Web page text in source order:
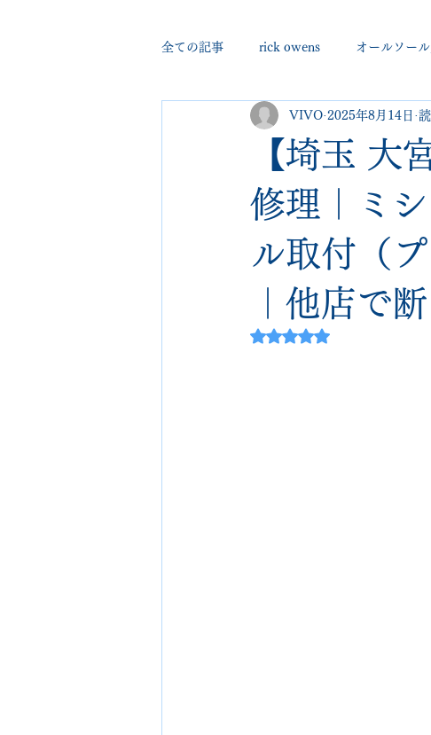
全ての記事 rick owens オールソー
george cleverley Christian louboutin
new balance jimmy choo ク
edward green
crockett&jones
【埼玉 大
修理｜ミ
ル取付（
｜他店で
VIVO 2025年8月14日
5つ星のうちNaNと評価